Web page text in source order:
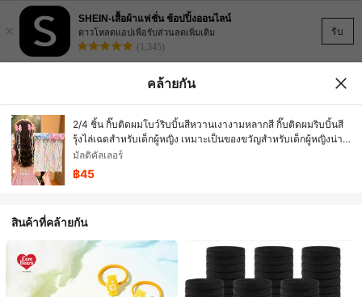
รับ
×
SHEIN-เสื้อผ้าแฟชั่น ช้อปปิ้งออนไลน์
ดาวโหลดแอปเพื่อรับส่วนลดเพิ่มเติม
(1,345)
คล้ายกัน
2/4 ชิ้น กิ๊บติดผมโบว์ริบบิ้นสีหวานเงางามหลากสี กิ๊บติดผมริบบิ้นสี
รุ้งไล่เฉดสำหรับเด็กผู้หญิง เหมาะเป็นของขวัญสำหรับเด็กผู้หญิงน่า
รัก งานปาร์ตี้วันเกิด กลับโรงเรียน วันหยุดฤดูร้อน ลำลองประจำวัน
ร้านทำผม การเดินทาง และทุกโอกาส อุปกรณ์เสริมผมที่หรูหรา
เครื่องประดับศีรษะ Y2K
มัลติคัลเลอร์
฿45
สินค้าที่คล้ายกัน